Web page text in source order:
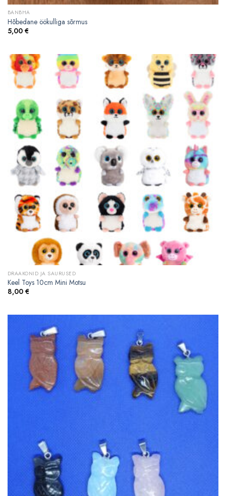
BANBHA
Hõbedane öökulliga sõrmus
5,00 €
DRAAKONID JA SAURUSED
Keel Toys 10cm Mini Motsu
8,00 €